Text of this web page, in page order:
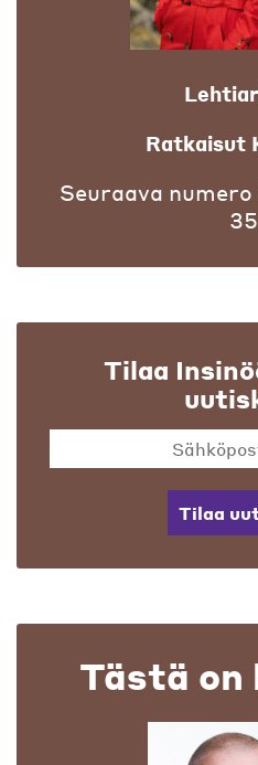
Ratkaisut
Seuraava
Tilaa
Tilaa
Tästä on